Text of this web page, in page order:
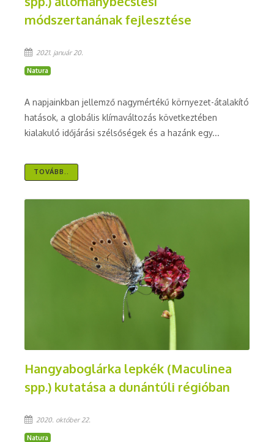
módszertanának fejlesztése
2021. január 20.
Natura
A napjainkban jellemző nagymértékű környezet-átalakító
hatások, a globális klímaváltozás következtében
kialakuló időjárási szélsőségek és a hazánk egy...
TOVÁBB..
Hangyaboglárka lepkék (Maculinea
spp.) kutatása a dunántúli régióban
2020. október 22.
Natura